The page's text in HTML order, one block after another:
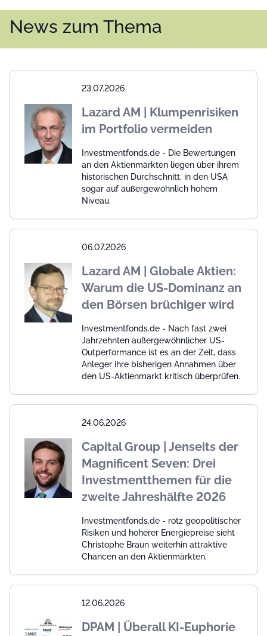
News zum Thema
23.07.2026
Lazard AM | Klumpenrisiken
im Portfolio vermeiden
Investmentfonds.de - Die Bewertungen
an den Aktienmärkten liegen über ihrem
historischen Durchschnitt, in den USA
sogar auf außergewöhnlich hohem
Niveau.
06.07.2026
Lazard AM | Globale Aktien:
Warum die US-Dominanz an
den Börsen brüchiger wird
Investmentfonds.de - Nach fast zwei
Jahrzehnten außergewöhnlicher US-
Outperformance ist es an der Zeit, dass
Anleger ihre bisherigen Annahmen über
den US-Aktienmarkt kritisch überprüfen.
24.06.2026
Capital Group | Jenseits der
Magnificent Seven: Drei
Investmentthemen für die
zweite Jahreshälfte 2026
Investmentfonds.de - rotz geopolitischer
Risiken und höherer Energiepreise sieht
Christophe Braun weiterhin attraktive
Chancen an den Aktienmärkten.
12.06.2026
DPAM | Überall KI-Euphorie